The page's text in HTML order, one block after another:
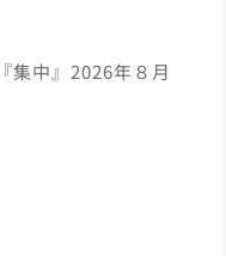
集中』2026年８月